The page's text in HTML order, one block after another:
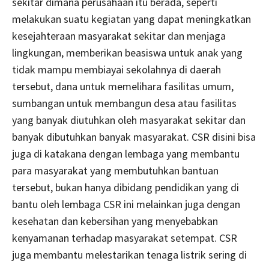
melakukan suatu kegiatan yang dapat meningkatkan
kesejahteraan masyarakat sekitar dan menjaga
lingkungan, memberikan beasiswa untuk anak yang
tidak mampu membiayai sekolahnya di daerah
tersebut, dana untuk memelihara fasilitas umum,
sumbangan untuk membangun desa atau fasilitas
yang banyak diutuhkan oleh masyarakat sekitar dan
banyak dibutuhkan banyak masyarakat. CSR disini bisa
juga di katakana dengan lembaga yang membantu
para masyarakat yang membutuhkan bantuan
tersebut, bukan hanya dibidang pendidikan yang di
bantu oleh lembaga CSR ini melainkan juga dengan
kesehatan dan kebersihan yang menyebabkan
kenyamanan terhadap masyarakat setempat. CSR
juga membantu melestarikan tenaga listrik sering di